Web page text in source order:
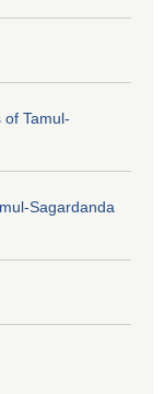
Tamul-
Sagardanda